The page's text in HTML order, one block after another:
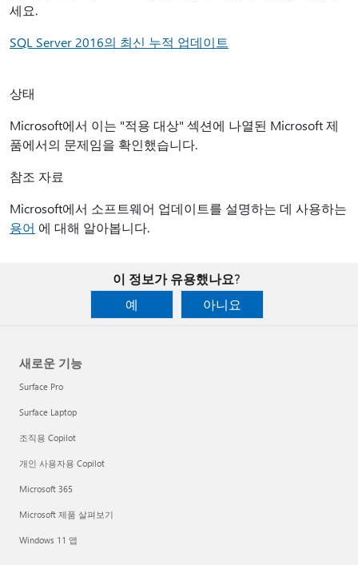
세요.
SQL Server 2016의 최신 누적 업데이트
상태
Microsoft에서 이는 "적용 대상" 섹션에 나열된 Microsoft 제
품에서의 문제임을 확인했습니다.
참조 자료
Microsoft에서 소프트웨어 업데이트를 설명하는 데 사용하는
용어 에 대해 알아봅니다.
이 정보가 유용했나요?
예
아니요
새로운 기능
Surface Pro
Surface Laptop
조직용 Copilot
개인 사용자용 Copilot
Microsoft 365
Microsoft 제품 살펴보기
Windows 11 앱